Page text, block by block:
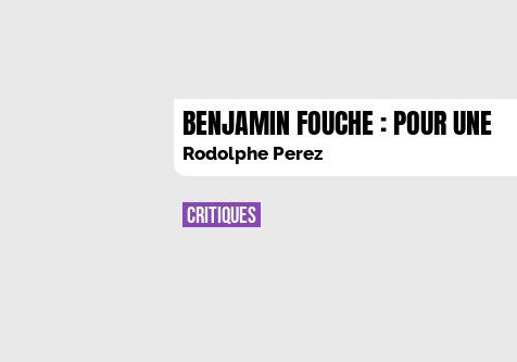
BENJAMIN FOUCHE : POUR UNE
ONDULATION EMANCIPATRICE
Rodolphe Perez
CRITIQUES